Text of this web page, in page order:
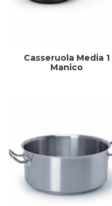
Casseruola Media 1
Manico